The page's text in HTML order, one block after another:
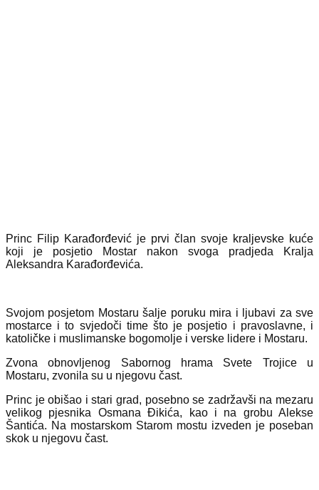
Princ Filip Karađorđević je prvi član svoje kraljevske kuće
koji je posjetio Mostar nakon svoga pradjeda Kralja
Aleksandra Karađorđevića.
Svojom posjetom Mostaru šalje poruku mira i ljubavi za sve
mostarce i to svjedoči time što je posjetio i pravoslavne, i
katoličke i muslimanske bogomolje i verske lidere i Mostaru.
Zvona obnovljenog Sabornog hrama Svete Trojice u
Mostaru, zvonila su u njegovu čast.
Princ je obišao i stari grad, posebno se zadržavši na mezaru
velikog pjesnika Osmana Đikića, kao i na grobu Alekse
Šantića. Na mostarskom Starom mostu izveden je poseban
skok u njegovu čast.